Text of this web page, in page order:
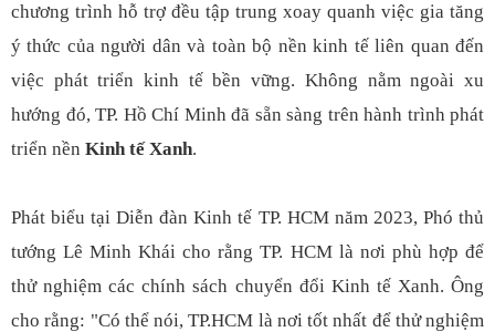
chương trình hỗ trợ đều tập trung xoay quanh việc gia tăng
ý thức của người dân và toàn bộ nền kinh tế liên quan đến
việc phát triển kinh tế bền vững. Không nằm ngoài xu
hướng đó, TP. Hồ Chí Minh đã sẵn sàng trên hành trình phát
triển nền Kinh tế Xanh.
Phát biểu tại Diễn đàn Kinh tế TP. HCM năm 2023, Phó thủ
tướng Lê Minh Khái cho rằng TP. HCM là nơi phù hợp để
thử nghiệm các chính sách chuyển đổi Kinh tế Xanh. Ông
cho rằng: "Có thể nói, TP.HCM là nơi tốt nhất để thử nghiệm